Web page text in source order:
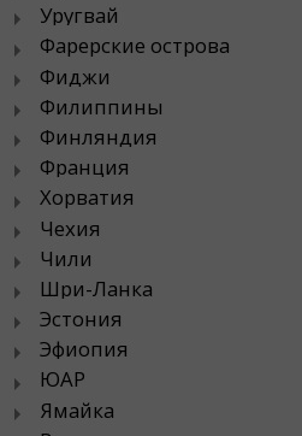
Уругвай
Фарерские острова
Фиджи
Филиппины
Финляндия
Франция
Хорватия
Чехия
Чили
Шри-Ланка
Эстония
Эфиопия
ЮАР
Ямайка